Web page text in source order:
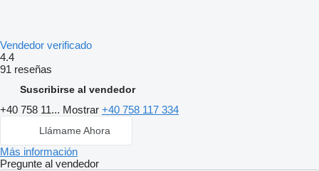
Vendedor verificado
4.4
91 reseñas
Suscribirse al vendedor
+40 758 11... Mostrar +40 758 117 334
Llámame Ahora
Más información
Pregunte al vendedor